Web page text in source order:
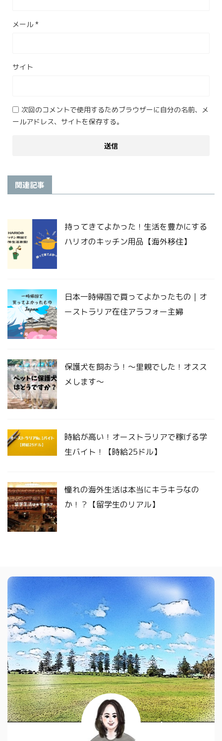
メール *
サイト
次回のコメントで使用するためブラウザーに自分の名前、メ
ールアドレス、サイトを保存する。
関連記事
持ってきてよかった！生活を豊かにする
ハリオのキッチン用品【海外移住】
日本一時帰国で買ってよかったもの｜オ
ーストラリア在住アラフォー主婦
保護犬を飼おう！〜里親でした！オスス
メします〜
時給が高い！オーストラリアで稼げる学
生バイト！【時給25ドル】
憧れの海外生活は本当にキラキラなの
か！？【留学生のリアル】